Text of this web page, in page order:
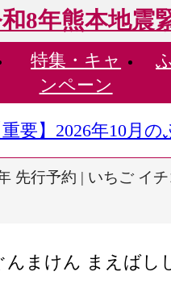
和8年熊本地震
特集・ キャ
ンペーン
重要】2026年10月
先行予約 | いちご イ
んまけん まえばし